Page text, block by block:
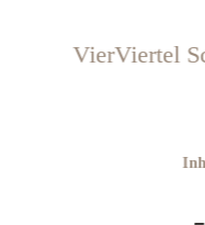
VierViertel